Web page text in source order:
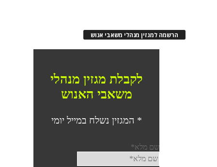
הרשמה למגזין מנהלי משאבי אנוש